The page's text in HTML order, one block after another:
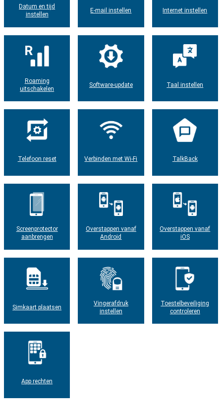
Datum en tijd
instellen
E-mail instellen Internet instellen
Roaming
uitschakelen
Software-update Taal instellen
Telefoon reset Verbinden met Wi-Fi TalkBack
Screenprotector
aanbrengen
Overstappen vanaf
Android
Overstappen vanaf
iOS
Simkaart plaatsen
Vingerafdruk
instellen
Toestelbeveiliging
controleren
App rechten